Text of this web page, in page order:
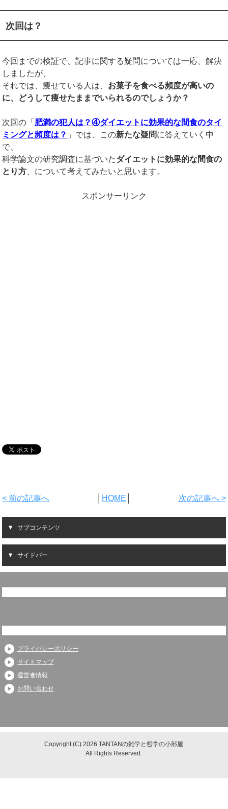
次回は？
今回までの検証で、記事に関する疑問については一応、解決
しましたが、
それでは、痩せている人は、 お菓子を食べる頻度が高いの
に、どうして痩せたままでいられるのでしょうか？
次回の「 肥満の犯人は？④ダイエットに効果的な間食のタイ
ミングと頻度は？ 」では、この新たな疑問に答えていく中
で、
科学論文の研究調査に基づいたダイエットに効果的な間食の
とり方 、について考えてみたいと思います。
スポンサーリンク
< 前の記事へ HOME 次の記事へ >
サブコンテンツ
サイドバー
プライバシーポリシー
サイトマップ
運営者情報
お問い合わせ
Copyright (C) 2026 TANTANの雑学と哲学の小部屋
All Rights Reserved.